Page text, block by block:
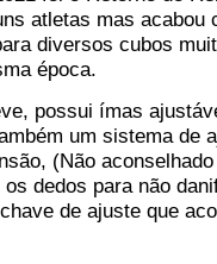
atletas mas acabou
diversos cubos
época.
possui ímas
um sistema de
(Não
dedos para não
de ajuste que